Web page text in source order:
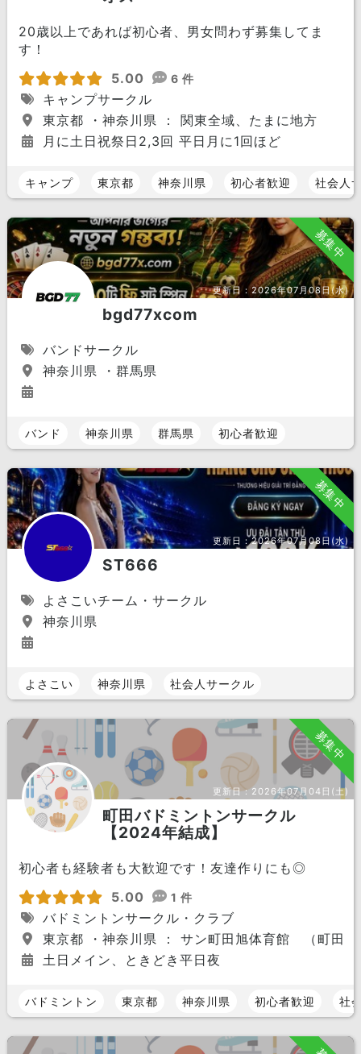
20歳以上であれば初心者、男女問わず募集してま
す！
5.00
6 件
キャンプサークル
東京都 ・神奈川県 ： 関東全域、たまに地方
月に土日祝祭日2,3回 平日月に1回ほど
キャンプ 東京都 神奈川県 初心者歓迎 社会人
募集中
更新日：2026年07月08日(水)
bgd77xcom
バンドサークル
神奈川県 ・群馬県
バンド 神奈川県 群馬県 初心者歓迎
募集中
更新日：2026年07月08日(水)
ST666
よさこいチーム・サークル
神奈川県
よさこい 神奈川県 社会人サークル
募集中
更新日：2026年07月04日(土)
町田バドミントンサークル
【2024年結成】
初心者も経験者も大歓迎です！友達作りにも◎
5.00
1 件
バドミントンサークル・クラブ
東京都 ・神奈川県 ： サン町田旭体育館 （町田
土日メイン、ときどき平日夜
バドミントン 東京都 神奈川県 初心者歓迎 社